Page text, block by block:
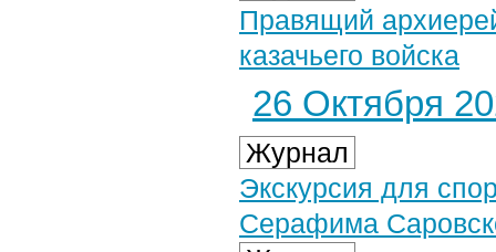
Правящий
казачьего войска
26 Октября
Журнал
Экскурсия для
Серафима